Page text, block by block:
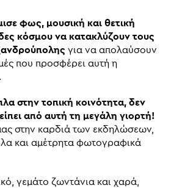
φως, μουσική και θετική
κόσμου να κατακλύζουν τους
για να απολαύσουν
που προσφέρει αυτή η
στην τοπική κοινότητα, δεν
από αυτή τη μεγάλη γιορτή!
στην καρδιά των εκδηλώσεων,
και αμέτρητα φωτογραφικά
γεμάτο ζωντάνια και χαρά,